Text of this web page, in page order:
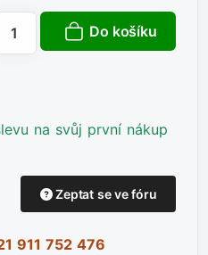
Do košíku
na svůj první nákup
Zeptat se ve fóru
911 752 476